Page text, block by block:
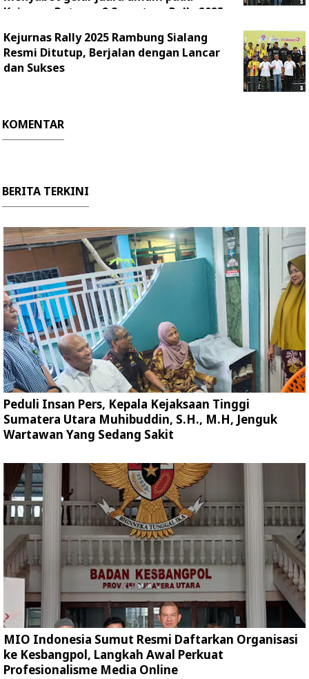
Kejurnas Putaran 2 Sumatera Rally 2025
sekaligus juara kelas RC2 dengan mobil Toyota GR
Yaris Rally2
Kejurnas Rally 2025 Rambung Sialang
Resmi Ditutup, Berjalan dengan Lancar
dan Sukses
KOMENTAR
BERITA TERKINI
Peduli Insan Pers, Kepala Kejaksaan Tinggi
Sumatera Utara Muhibuddin, S.H., M.H, Jenguk
Wartawan Yang Sedang Sakit
MIO Indonesia Sumut Resmi Daftarkan Organisasi
ke Kesbangpol, Langkah Awal Perkuat
Profesionalisme Media Online